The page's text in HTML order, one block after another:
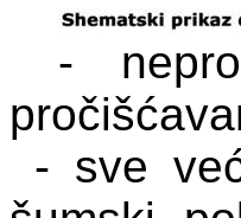
-
- sve